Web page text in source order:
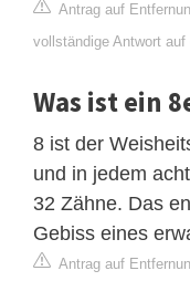
Antrag auf
vollständige Antwort
Was ist ein
8 ist der
und in jedem
32 Zähne. Das
Gebiss eines
Antrag auf